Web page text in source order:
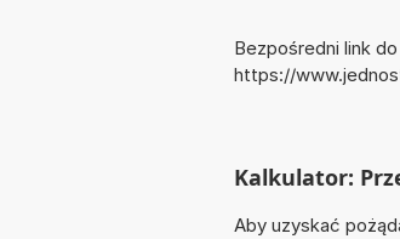
Bezpośredni link
https://
Kalkulator:
Aby uzyskać